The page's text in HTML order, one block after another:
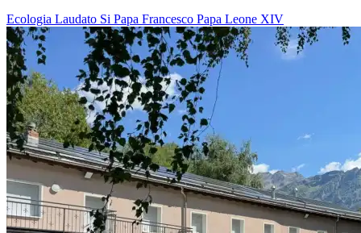
Ecologia Laudato Si Papa Francesco Papa Leone XIV